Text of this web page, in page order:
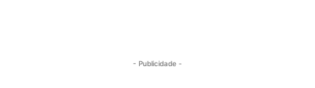
- Publicidade -